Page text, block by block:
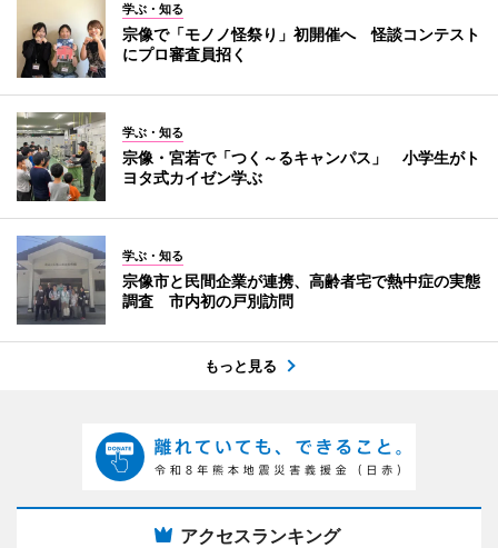
学ぶ・知る
宗像で「モノノ怪祭り」初開催へ 怪談コンテスト
にプロ審査員招く
学ぶ・知る
宗像・宮若で「つく～るキャンパス」 小学生がト
ヨタ式カイゼン学ぶ
学ぶ・知る
宗像市と民間企業が連携、高齢者宅で熱中症の実態
調査 市内初の戸別訪問
もっと見る
アクセスランキング